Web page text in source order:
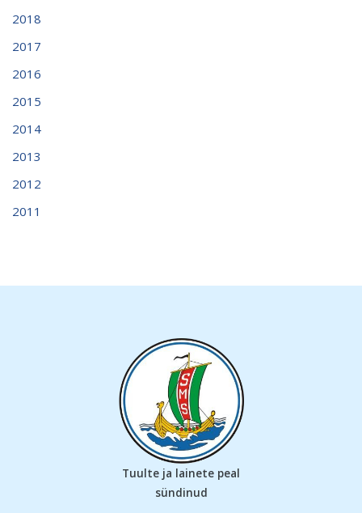
2018
2017
2016
2015
2014
2013
2012
2011
Tuulte ja lainete peal
sündinud